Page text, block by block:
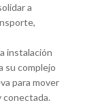
a
instalación
su complejo
para mover
conectada.